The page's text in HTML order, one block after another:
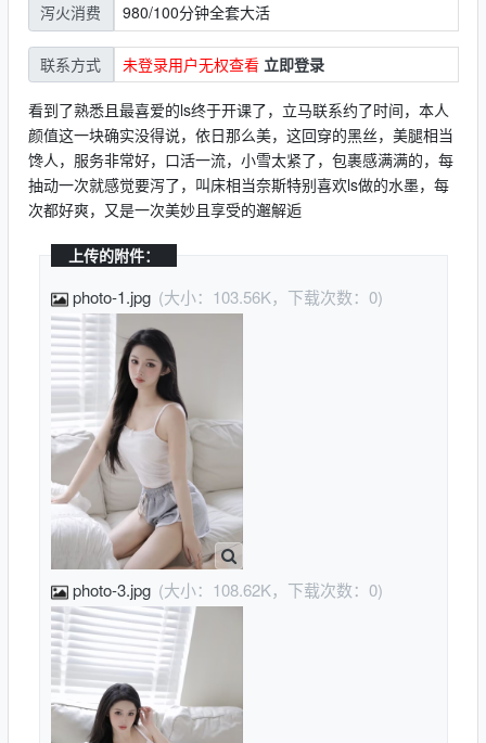
泻火消费 980/100分钟全套大活
联系方式 未登录用户无权查看 立即登录
看到了熟悉且最喜爱的ls终于开课了，立马联系约了时间，本人
颜值这一块确实没得说，依日那么美，这回穿的黑丝，美腿相当
馋人，服务非常好，口活一流，小雪太紧了，包裹感满满的，每
抽动一次就感觉要泻了，叫床相当奈斯特别喜欢ls做的水墨，每
次都好爽，又是一次美妙且享受的邂解逅
上传的附件：
photo-1.jpg (大小：103.56K，下载次数：0)
photo-3.jpg (大小：108.62K，下载次数：0)